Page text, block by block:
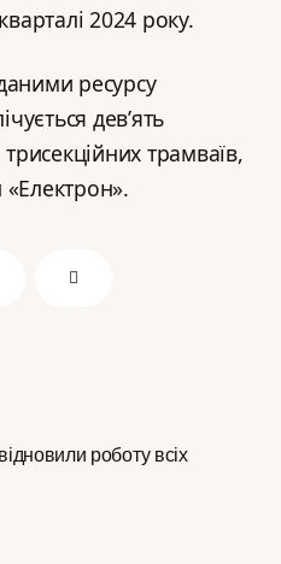
роботу всіх
2024 року.
ресурсу
дев’ять
трисекційних трамваїв,